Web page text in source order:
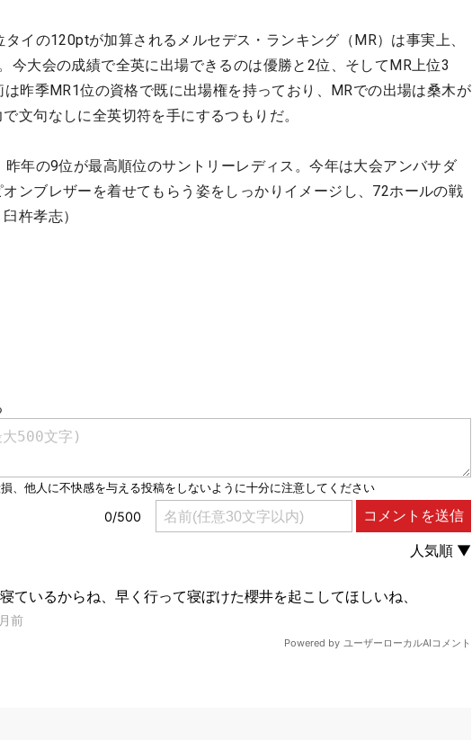
イの120ptが加算されるメルセデス・ランキング（MR）は事実上、
今大会の成績で全英に出場できるのは優勝と2位、そしてMR上位3
昨季MR1位の資格で既に出場権を持っており、MRでの出場は桑木が
文句なしに全英切符を手にするつもりだ。
年の9位が最高順位のサントリーレディス。今年は大会アンバサダ
ンブレザーを着せてもらう姿をしっかりイメージし、72ホールの戦
杵孝志）